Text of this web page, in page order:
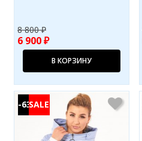
8 800 ₽
6 900 ₽
В КОРЗИНУ
-63%